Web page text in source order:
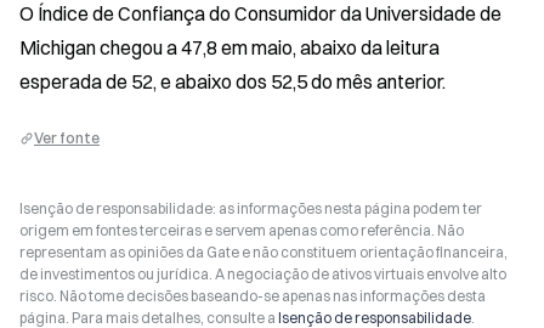
O Índice de Confiança do Consumidor da Universidade de
Michigan chegou a 47,8 em maio, abaixo da leitura
esperada de 52, e abaixo dos 52,5 do mês anterior.
Ver fonte
Isenção de responsabilidade: as informações nesta página podem ter
origem em fontes terceiras e servem apenas como referência. Não
representam as opiniões da Gate e não constituem orientação financeira,
de investimentos ou jurídica. A negociação de ativos virtuais envolve alto
risco. Não tome decisões baseando-se apenas nas informações desta
página. Para mais detalhes, consulte a Isenção de responsabilidade.